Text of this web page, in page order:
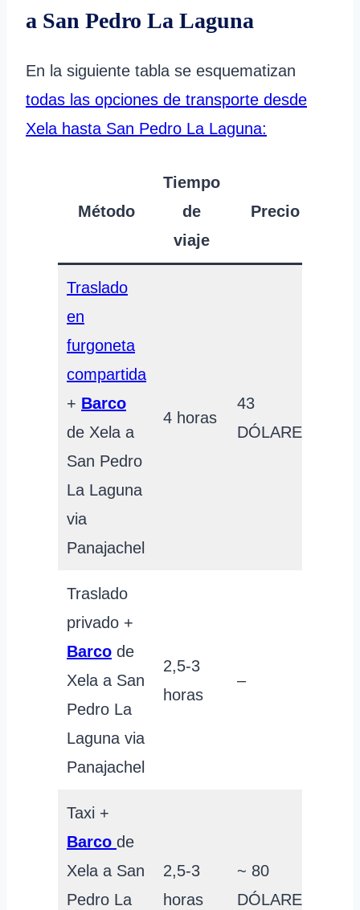
a San Pedro La Laguna
En la siguiente tabla se esquematizan
todas las opciones de transporte desde
Xela hasta San Pedro La Laguna:
Método
Tiempo
de
viaje
Precio
Traslado
en
furgoneta
compartida
+ Barco
de Xela a
San Pedro
La Laguna
via
Panajachel
4 horas
43
DÓLARES
Traslado
privado +
Barco de
Xela a San
Pedro La
Laguna via
Panajachel
2,5-3
horas
–
Taxi +
Barco de
Xela a San
Pedro La
2,5-3
horas
~ 80
DÓLARES